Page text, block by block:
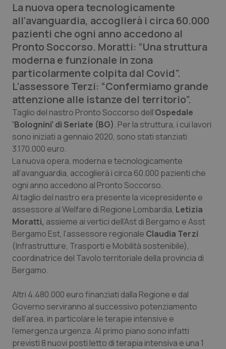
Lettere al direttore
Edizioni Regionali
QS Pro
Professionisti Sanitari.AI
Abruzzo
Basilicata
Calabria
Campania
Emilia-Romagna
Friuli Venezia Giulia
Liguria
Lombardia
QS Pro Gold
Artrite & artrosi
Asma & BPCO
Car-T
Colesterolo & coronaropatie
Dermatite Atopica
Disturbi dell’umore
Dolore
QS Club Newsletter
La nuova opera tecnologicamente
all’avanguardia, accoglierà i circa 60.000
pazienti che ogni anno accedono al
Pronto Soccorso. Moratti: “Una struttura
moderna e funzionale in zona
particolarmente colpita dal Covid”.
L’assessore Terzi: “Confermiamo grande
attenzione alle istanze del territorio”.
Taglio del nastro Pronto Soccorso dell’Ospedale
‘Bolognini’ di Seriate (BG). Per la struttura, i cui lavori
sono iniziati a gennaio 2020, sono stati stanziati
3.170.000 euro.
La nuova opera, moderna e tecnologicamente
all’avanguardia, accoglierà i circa 60.000 pazienti che
ogni anno accedono al Pronto Soccorso.
Al taglio del nastro era presente la vicepresidente e
assessore al Welfare di Regione Lombardia, Letizia
Moratti, assieme ai vertici dell’Ast di Bergamo e Asst
Bergamo Est, l’assessore regionale Claudia Terzi
(Infrastrutture, Trasporti e Mobilità sostenibile),
coordinatrice del Tavolo territoriale della provincia di
Bergamo.
Altri 4.480.000 euro finanziati dalla Regione e dal
Governo serviranno al successivo potenziamento
dell’area, in particolare le terapie intensive e
l’emergenza urgenza. Al primo piano sono infatti
previsti 8 nuovi posti letto di terapia intensiva e una 1